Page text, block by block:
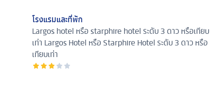
โรงแรมและที่พัก
Largos hotel หรือ starphire hotel ระดับ 3 ดาว หรือเทียบ
เท่า Largos Hotel หรือ Starphire Hotel ระดับ 3 ดาว หรือ
เทียบเท่า